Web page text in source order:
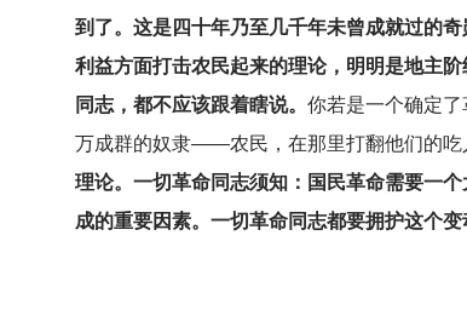
到了。这是四十年乃至几千年未曾成就过的奇
利益方面打击农民起来的理论，明明是地主
同志，都不应该跟着瞎说。 你若是一个确定
万成群的奴隶——农民，在那里打翻他们的吃
理论。一切革命同志须知：国民革命需要一
成的重要因素。一切革命同志都要拥护这个